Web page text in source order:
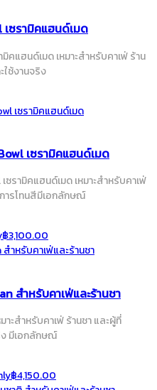
ซรามิคแฮนด์เมด
คแฮนด์เมด เหมาะสำหรับคาเฟ่ ร้าน
ใช้งานจริง
เซรามิคแฮนด์เมด
รามิคแฮนด์เมด เหมาะสำหรับคาเฟ่
ารโทนสีมีเอกลักษณ์
฿3,100.00
สำหรับคาเฟ่และร้านชา
าะสำหรับคาเฟ่ ร้านชา และผู้ที่
ง มีเอกลักษณ์
฿4,150.00